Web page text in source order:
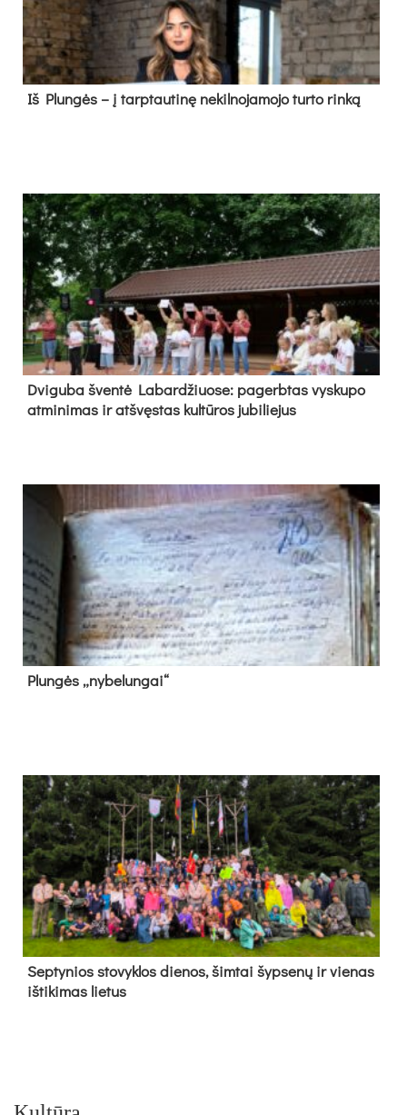
Iš Plungės – į tarptautinę nekilnojamojo turto rinką
Dvi­gu­ba šven­tė La­bar­džiuo­se: pa­gerb­tas vys­ku­po
at­mi­ni­mas ir at­švęs­tas kul­tū­ros ju­bi­lie­jus
Plun­gės „ny­be­lun­gai“
Sep­ty­nios sto­vyk­los die­nos, šim­tai šyp­se­nų ir vie­nas
iš­ti­ki­mas lie­tus